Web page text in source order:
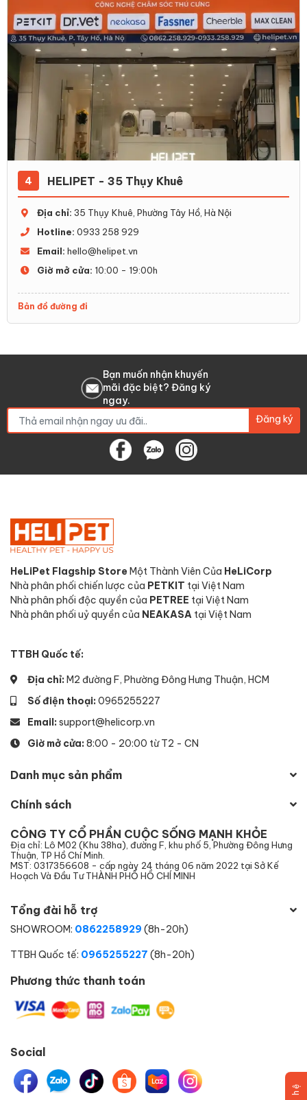
4 HELIPET - 35 Thụy Khuê
Địa chỉ: 35 Thụy Khuê, Phường Tây Hồ, Hà Nội
Hotline: 0933 258 929
Email: hello@helipet.vn
Giờ mở cửa: 10:00 - 19:00h
Bản đồ đường đi
Bạn muốn nhận khuyến
mãi đặc biệt? Đăng ký
ngay.
Đăng ký
HeLiPet Flagship StoreMột Thành Viên Của HeLiCorp
Nhà phân phối chiến lược của PETKIT tại Việt Nam
Nhà phân phối độc quyền của PETREE tại Việt Nam
Nhà phân phối uỷ quyền của NEAKASA tại Việt Nam
TTBH Quốc tế:
Địa chỉ: M2 đường F, Phường Đông Hưng Thuận, HCM
Số điện thoại: 0965255227
Email: support@helicorp.vn
Giờ mở cửa: 8:00 - 20:00 từ T2 - CN
Danh mục sản phẩm
Chính sách
CÔNG TY CỔ PHẦN CUỘC SỐNG MẠNH KHỎE
Địa chỉ: Lô M02 (Khu 38ha), đường F, khu phố 5, Phường Đông Hưng
Thuận, TP Hồ Chí Minh.
MST: 0317356608 - cấp ngày 24 tháng 06 năm 2022 tại Sở Kế
Hoạch Và Đầu Tư THÀNH PHỐ HỒ CHÍ MINH
Tổng đài hỗ trợ
SHOWROOM: 0862258929 (8h-20h)
TTBH Quốc tế: 0965255227 (8h-20h)
Phương thức thanh toán
Social